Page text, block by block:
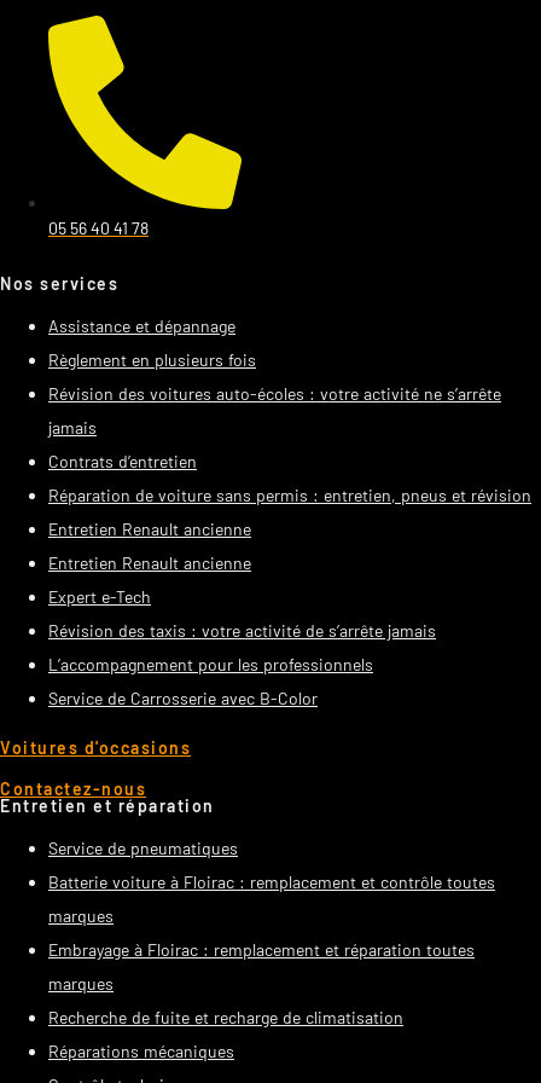
05 56 40 41 78
Nos services
Assistance et dépannage
Règlement en plusieurs fois
Révision des voitures auto-écoles : votre activité ne s’arrête
jamais
Contrats d’entretien
Réparation de voiture sans permis : entretien, pneus et révision
Entretien Renault ancienne
Entretien Renault ancienne
Expert e-Tech
Révision des taxis : votre activité de s’arrête jamais
L’accompagnement pour les professionnels
Service de Carrosserie avec B-Color
Voitures d'occasions
Contactez-nous
Entretien et réparation
Service de pneumatiques
Batterie voiture à Floirac : remplacement et contrôle toutes
marques
Embrayage à Floirac : remplacement et réparation toutes
marques
Recherche de fuite et recharge de climatisation
Réparations mécaniques